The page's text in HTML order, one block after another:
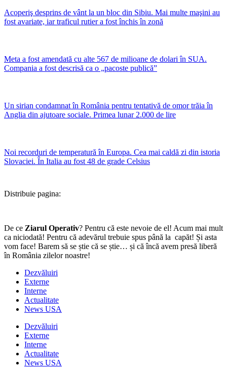
Acoperiş desprins de vânt la un bloc din Sibiu. Mai multe maşini au
fost avariate, iar traficul rutier a fost închis în zonă
Meta a fost amendată cu alte 567 de milioane de dolari în SUA.
Compania a fost descrisă ca o „pacoste publică”
Un sirian condamnat în România pentru tentativă de omor trăia în
Anglia din ajutoare sociale. Primea lunar 2.000 de lire
Noi recorduri de temperatură în Europa. Cea mai caldă zi din istoria
Slovaciei. În Italia au fost 48 de grade Celsius
Distribuie pagina:
De ce Ziarul Operativ? Pentru că este nevoie de el! Acum mai mult
ca niciodată! Pentru că adevărul trebuie spus până la capăt! Și asta
vom face! Barem să se știe că se știe… și că încă avem presă liberă
în România zilelor noastre!
Dezvăluiri
Externe
Interne
Actualitate
News USA
Dezvăluiri
Externe
Interne
Actualitate
News USA